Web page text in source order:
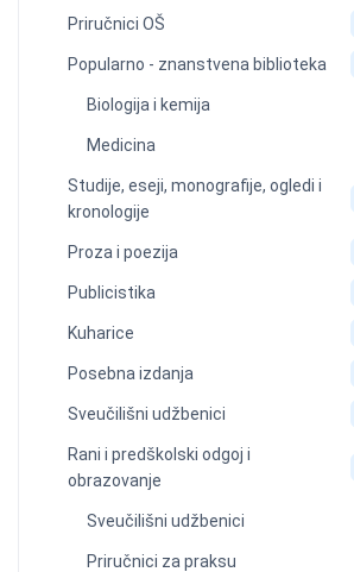
Priručnici OŠ
Popularno - znanstvena biblioteka
Biologija i kemija
Medicina
Studije, eseji, monografije, ogledi i
kronologije
Proza i poezija
Publicistika
Kuharice
Posebna izdanja
Sveučilišni udžbenici
Rani i predškolski odgoj i
obrazovanje
Sveučilišni udžbenici
Priručnici za praksu